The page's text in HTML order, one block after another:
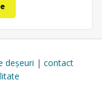
deșeuri | contact